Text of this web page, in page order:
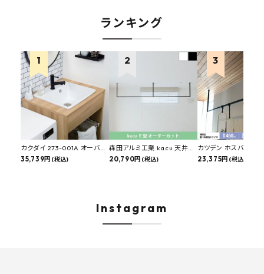
ランキング
カクダイ 273-001A オーバー
カウンタースロップシンク 選
35,739円 (税込)
森田アルミ工業 kacu 天井付
け物干し E型 サイズオーダー
20,790円 (税込)
カツデン ホスバ 天井
物干し 標準サイズ ス
23,375円 (税込)
Instagram